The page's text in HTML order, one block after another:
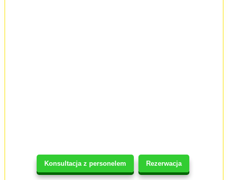
Konsultacja z personelem Rezerwacja